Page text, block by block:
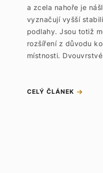
a zcela nahoře je
vyznačují vyšší
podlahy. Jsou totiž
rozšíření z důvodu
místnosti.
CELÝ ČLÁNEK